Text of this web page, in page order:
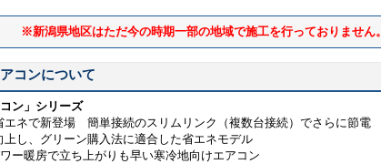
※新潟県地区はただ今の時期一部の地域で施工を行っておりません。
コンについて
ン」シリーズ
エネで新登場 簡単接続のスリムリンク（複数台接続）でさらに節電
上し、グリーン購入法に適合した省エネモデル
ー暖房で立ち上がりも早い寒冷地向けエアコン